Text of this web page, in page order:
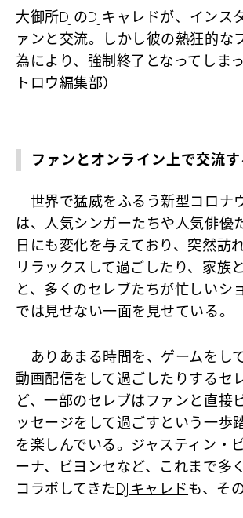
大御所DJのDJキャレドが、インス
ァンと交流。しかし彼の熱狂的な
為により、強制終了となってしま
トロウ編集部）
ファンとオンライン上で交流
世界で猛威をふるう新型コロナ
は、人気シンガーたちや人気俳優
日にも変化を与えており、突然訪
リラックスして過ごしたり、家族
と、多くのセレブたちが忙しいシ
では見せない一面を見せている。
ありあまる時間を、ゲームをし
動画配信をして過ごしたりするセ
ど、一部のセレブはファンと直接
ッセージをして過ごすという一歩
を楽しんでいる。ジャスティン・
ーナ、ビヨンセなど、これまで多
コラボしてきたDJキャレドも、そ